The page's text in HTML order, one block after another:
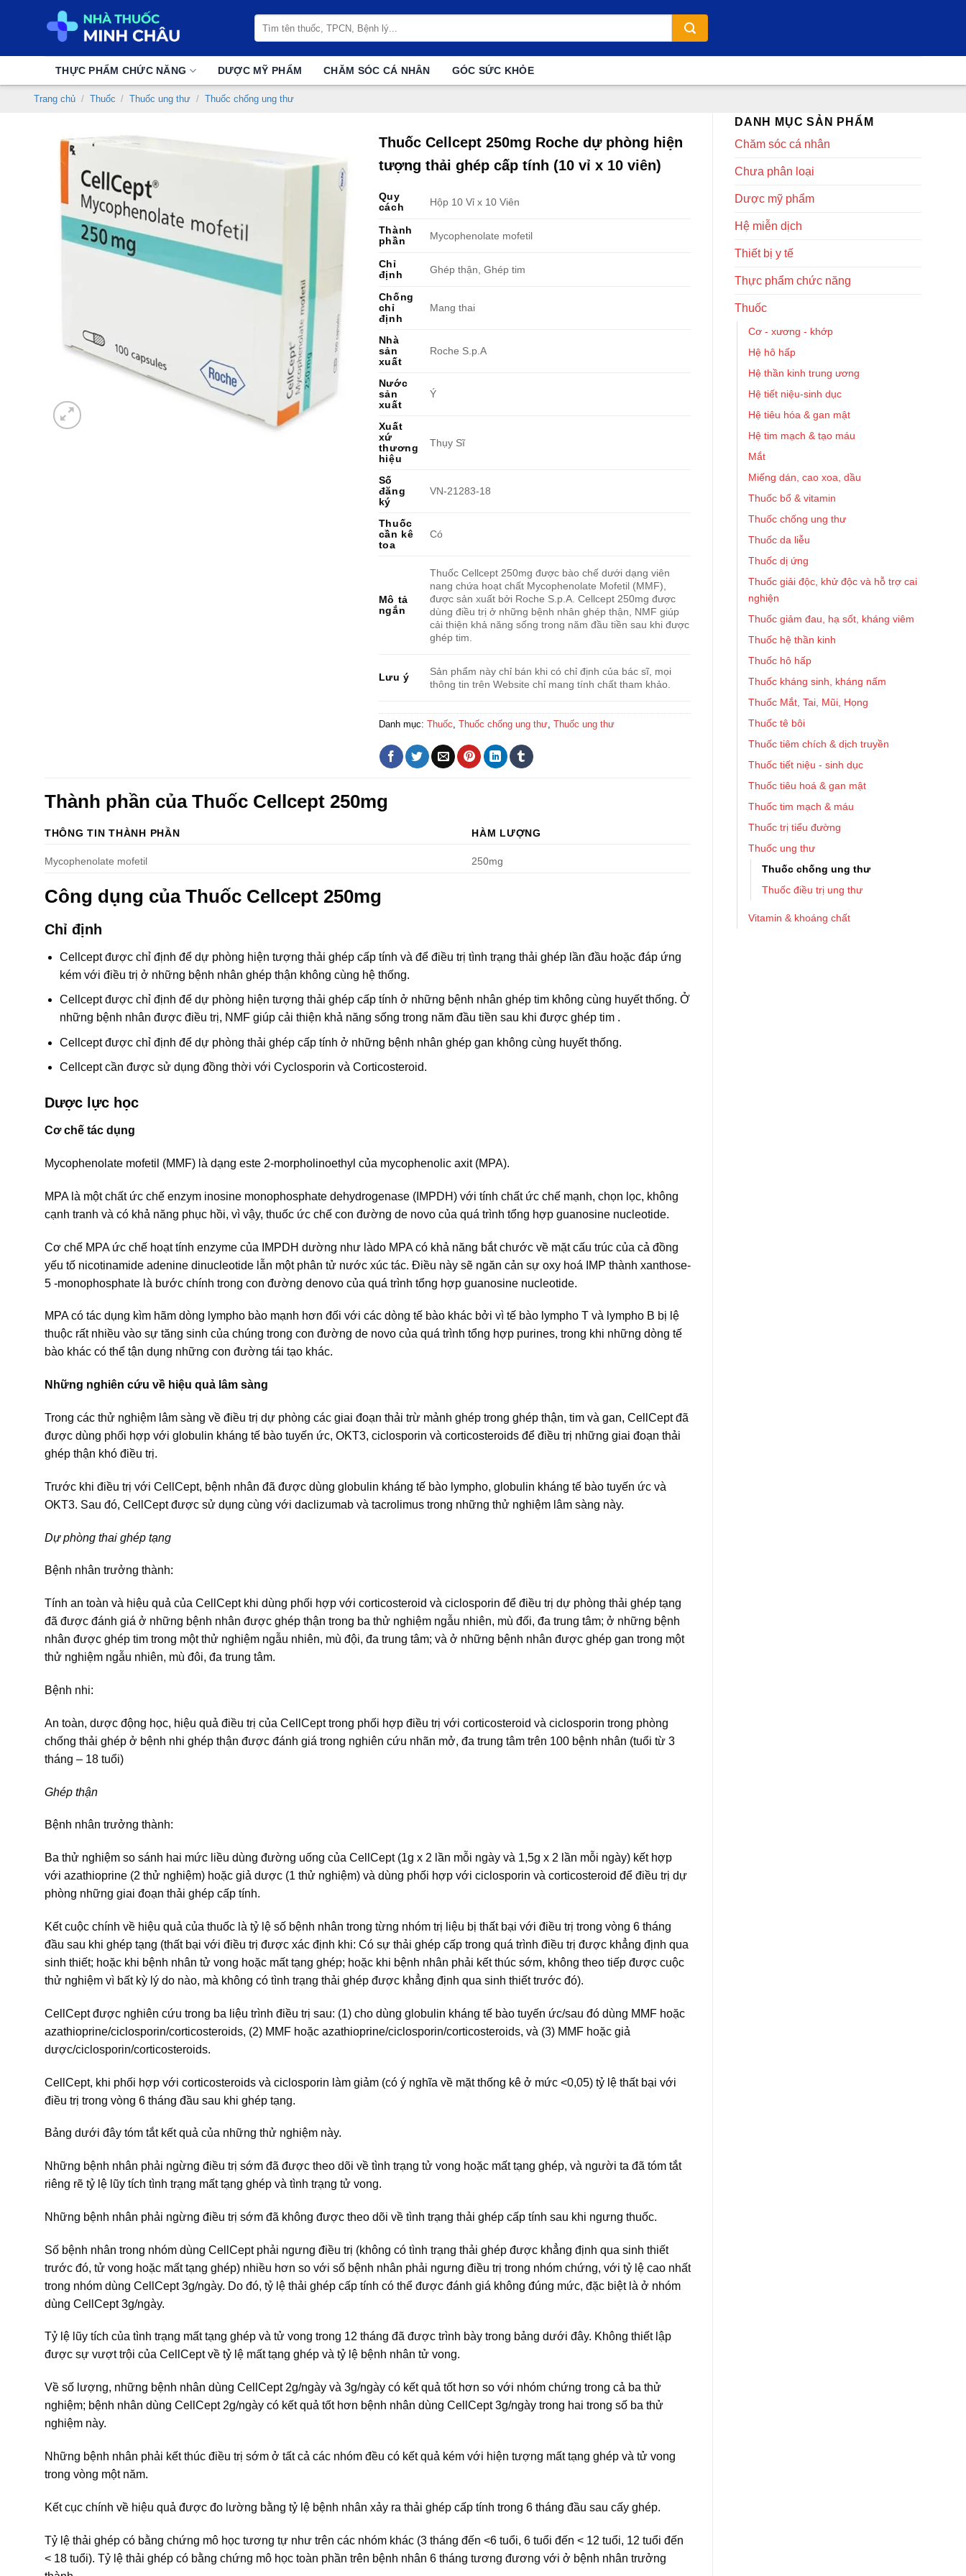
kiếm:
THỰC PHẨM CHỨC NĂNG DƯỢC MỸ PHẨM CHĂM SÓC CÁ NHÂN GÓC SỨC KHỎE
Trang chủ / Thuốc / Thuốc ung thư / Thuốc chống ung thư
DANH MỤC SẢN PHẨM
Chăm sóc cá nhân
Chưa phân loại
Dược mỹ phẩm
Hệ miễn dịch
Thiết bị y tế
Thực phẩm chức năng
Thuốc
Cơ - xương - khớp
Hệ hô hấp
Hệ thần kinh trung ương
Hệ tiết niệu-sinh dục
Hệ tiêu hóa & gan mật
Hệ tim mạch & tạo máu
Mắt
Miếng dán, cao xoa, dầu
Thuốc bổ & vitamin
Thuốc chống ung thư
Thuốc da liễu
Thuốc dị ứng
Thuốc giải độc, khử độc và hỗ trợ cai
nghiện
Thuốc giảm đau, hạ sốt, kháng viêm
Thuốc hệ thần kinh
Thuốc hô hấp
Thuốc kháng sinh, kháng nấm
Thuốc Mắt, Tai, Mũi, Họng
Thuốc tê bôi
Thuốc tiêm chích & dịch truyền
Thuốc tiết niệu - sinh dục
Thuốc tiêu hoá & gan mật
Thuốc tim mạch & máu
Thuốc trị tiểu đường
Thuốc ung thư
Thuốc chống ung thư
Thuốc điều trị ung thư
Vitamin & khoáng chất
Thuốc Cellcept 250mg Roche dự phòng hiện
tượng thải ghép cấp tính (10 vỉ x 10 viên)
Quy
cách
Hộp 10 Vỉ x 10 Viên
Thành
phần
Mycophenolate mofetil
Chỉ
định
Ghép thận, Ghép tim
Chống
chỉ
định
Mang thai
Nhà
sản
xuất
Roche S.p.A
Nước
sản
xuất
Ý
Xuất
xứ
thương
hiệu
Thụy Sĩ
Số
đăng
ký
VN-21283-18
Thuốc
cần kê
toa
Có
Mô tả
ngắn
Thuốc Cellcept 250mg được bào chế dưới dạng viên
nang chứa hoạt chất Mycophenolate Mofetil (MMF),
được sản xuất bởi Roche S.p.A. Cellcept 250mg được
dùng điều trị ở những bệnh nhân ghép thận, NMF giúp
cải thiện khả năng sống trong năm đầu tiền sau khi được
ghép tim.
Lưu ý
Sản phẩm này chỉ bán khi có chỉ định của bác sĩ, mọi
thông tin trên Website chỉ mang tính chất tham khảo.
Danh mục: Thuốc, Thuốc chống ung thư, Thuốc ung thư
Thành phần của Thuốc Cellcept 250mg
THÔNG TIN THÀNH PHẦN HÀM LƯỢNG
Mycophenolate mofetil 250mg
Công dụng của Thuốc Cellcept 250mg
Chỉ định
Cellcept được chỉ định để dự phòng hiện tượng thải ghép cấp tính và để điều trị tình trạng thải ghép lần đầu hoặc đáp ứng
kém với điều trị ở những bệnh nhân ghép thận không cùng hệ thống.
Cellcept được chỉ định để dự phòng hiện tượng thải ghép cấp tính ở những bệnh nhân ghép tim không cùng huyết thống. Ở
những bệnh nhân được điều trị, NMF giúp cải thiện khả năng sống trong năm đầu tiền sau khi được ghép tim .
Cellcept được chỉ định để dự phòng thải ghép cấp tính ở những bệnh nhân ghép gan không cùng huyết thống.
Cellcept cần được sử dụng đồng thời với Cyclosporin và Corticosteroid.
Dược lực học
Cơ chế tác dụng
Mycophenolate mofetil (MMF) là dạng este 2-morpholinoethyl của mycophenolic axit (MPA).
MPA là một chất ức chế enzym inosine monophosphate dehydrogenase (IMPDH) với tính chất ức chế mạnh, chọn lọc, không
cạnh tranh và có khả năng phục hồi, vì vậy, thuốc ức chế con đường de novo của quá trình tổng hợp guanosine nucleotide.
Cơ chế MPA ức chế hoạt tính enzyme của IMPDH dường như làdo MPA có khả năng bắt chước về mặt cấu trúc của cả đồng
yếu tố nicotinamide adenine dinucleotide lẫn một phân tử nước xúc tác. Điều này sẽ ngăn cản sự oxy hoá IMP thành xanthose-
5 -monophosphate là bước chính trong con đường denovo của quá trình tổng hợp guanosine nucleotide.
MPA có tác dụng kìm hãm dòng lympho bào mạnh hơn đối với các dòng tế bào khác bởi vì tế bào lympho T và lympho B bị lệ
thuộc rất nhiều vào sự tăng sinh của chúng trong con đường de novo của quá trình tổng hợp purines, trong khi những dòng tế
bào khác có thể tận dụng những con đường tái tạo khác.
Những nghiên cứu về hiệu quả lâm sàng
Trong các thử nghiệm lâm sàng về điều trị dự phòng các giai đoạn thải trừ mảnh ghép trong ghép thận, tim và gan, CellCept đã
được dùng phối hợp với globulin kháng tế bào tuyến ức, OKT3, ciclosporin và corticosteroids để điều trị những giai đoạn thải
ghép thận khó điều trị.
Trước khi điều trị với CellCept, bệnh nhân đã được dùng globulin kháng tế bào lympho, globulin kháng tế bào tuyến ức và
OKT3. Sau đó, CellCept được sử dụng cùng với daclizumab và tacrolimus trong những thử nghiệm lâm sàng này.
Dự phòng thai ghép tạng
Bệnh nhân trưởng thành:
Tính an toàn và hiệu quả của CellCept khi dùng phối hợp với corticosteroid và ciclosporin để điều trị dự phòng thải ghép tạng
đã được đánh giá ở những bệnh nhân được ghép thận trong ba thử nghiệm ngẫu nhiên, mù đối, đa trung tâm; ở những bệnh
nhân được ghép tim trong một thử nghiệm ngẫu nhiên, mù đội, đa trung tâm; và ở những bệnh nhân được ghép gan trong một
thử nghiệm ngẫu nhiên, mù đôi, đa trung tâm.
Bệnh nhi:
An toàn, dược động học, hiệu quả điều trị của CellCept trong phối hợp điều trị với corticosteroid và ciclosporin trong phòng
chống thải ghép ở bệnh nhi ghép thận được đánh giá trong nghiên cứu nhãn mở, đa trung tâm trên 100 bệnh nhân (tuổi từ 3
tháng – 18 tuổi)
Ghép thận
Bệnh nhân trưởng thành:
Ba thử nghiệm so sánh hai mức liều dùng đường uống của CellCept (1g x 2 lần mỗi ngày và 1,5g x 2 lần mỗi ngày) kết hợp
với azathioprine (2 thử nghiệm) hoặc giả dược (1 thử nghiệm) và dùng phối hợp với ciclosporin và corticosteroid để điều trị dự
phòng những giai đoạn thải ghép cấp tính.
Kết cuộc chính về hiệu quả của thuốc là tỷ lệ số bệnh nhân trong từng nhóm trị liệu bị thất bại với điều trị trong vòng 6 tháng
đầu sau khi ghép tạng (thất bại với điều trị được xác định khi: Có sự thải ghép cấp trong quá trình điều trị được khẳng định qua
sinh thiết; hoặc khi bệnh nhân tử vong hoặc mất tạng ghép; hoặc khi bệnh nhân phải kết thúc sớm, không theo tiếp được cuộc
thử nghiệm vì bất kỳ lý do nào, mà không có tình trạng thải ghép được khẳng định qua sinh thiết trước đó).
CellCept được nghiên cứu trong ba liệu trình điều trị sau: (1) cho dùng globulin kháng tế bào tuyến ức/sau đó dùng MMF hoặc
azathioprine/ciclosporin/corticosteroids, (2) MMF hoặc azathioprine/ciclosporin/corticosteroids, và (3) MMF hoặc giả
dược/ciclosporin/corticosteroids.
CellCept, khi phối hợp với corticosteroids và ciclosporin làm giảm (có ý nghĩa về mặt thống kê ở mức <0,05) tỷ lệ thất bại với
điều trị trong vòng 6 tháng đầu sau khi ghép tạng.
Bảng dưới đây tóm tắt kết quả của những thử nghiệm này.
Những bệnh nhân phải ngừng điều trị sớm đã được theo dõi về tình trạng tử vong hoặc mất tạng ghép, và người ta đã tóm tắt
riêng rẽ tỷ lệ lũy tích tình trạng mất tạng ghép và tình trạng tử vong.
Những bệnh nhân phải ngừng điều trị sớm đã không được theo dõi về tình trạng thải ghép cấp tính sau khi ngưng thuốc.
Số bệnh nhân trong nhóm dùng CellCept phải ngưng điều trị (không có tình trạng thải ghép được khẳng định qua sinh thiết
trước đó, tử vong hoặc mất tạng ghép) nhiều hơn so với số bệnh nhân phải ngưng điều trị trong nhóm chứng, với tỷ lệ cao nhất
trong nhóm dùng CellCept 3g/ngày. Do đó, tỷ lệ thải ghép cấp tính có thể được đánh giá không đúng mức, đặc biệt là ở nhóm
dùng CellCept 3g/ngày.
Tỷ lệ lũy tích của tình trạng mất tạng ghép và tử vong trong 12 tháng đã được trình bày trong bảng dưới đây. Không thiết lập
được sự vượt trội của CellCept về tỷ lệ mất tạng ghép và tỷ lệ bệnh nhân tử vong.
Về số lượng, những bệnh nhân dùng CellCept 2g/ngày và 3g/ngày có kết quả tốt hơn so với nhóm chứng trong cả ba thử
nghiệm; bệnh nhân dùng CellCept 2g/ngày có kết quả tốt hơn bệnh nhân dùng CellCept 3g/ngày trong hai trong số ba thử
nghiệm này.
Những bệnh nhân phải kết thúc điều trị sớm ở tất cả các nhóm đều có kết quả kém với hiện tượng mất tạng ghép và tử vong
trong vòng một năm.
Kết cục chính về hiệu quả được đo lường bằng tỷ lệ bệnh nhân xảy ra thải ghép cấp tính trong 6 tháng đầu sau cấy ghép.
Tỷ lệ thải ghép có bằng chứng mô học tương tự như trên các nhóm khác (3 tháng đến <6 tuổi, 6 tuổi đến < 12 tuổi, 12 tuổi đến
< 18 tuổi). Tỷ lệ thải ghép có bằng chứng mô học toàn phần trên bệnh nhân 6 tháng tương đương với ở bệnh nhân trưởng